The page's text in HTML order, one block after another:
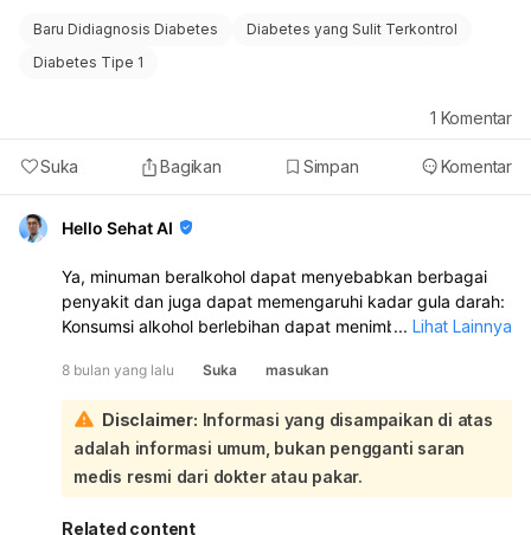
(seperti insulin yang akan dimulai). Gula darah rendah
dapat memicu pelepasan hormon adrenalin yang
insulin, sangat penting untuk segera berkonsultasi
kembali dengan dokter yang merawat beliau atau
dokter spesialis penyakit dalam/gastroenterologi.
menentukan penyebab pasti dari keluhan mual dan
tepat, termasuk pemantauan kadar gula darah dan
penyesuaian diet.
Baru Didiagnosis Diabetes
Diabetes yang Sulit Terkontrol
Diabetes Tipe 1
Suka Bagikan Simpan Komentar
1 Komentar
Hello Sehat AI
Ya, minuman beralkohol dapat menyebabkan berbagai
penyakit dan juga dapat memengaruhi kadar gula darah:
Konsumsi alkohol berlebihan dapat menimbulkan banyak
Kerusakan organ:Dapat menyebabkan kerusakan
jantung (melemahkan otot jantung, meningkatkan risiko
serangan jantung dan stroke), peradangan pankreas,
kerusakan otak (memperlambat penyaluran informasi
antarsaraf, perubahan perilaku, kecemasan, hilang
ingatan), kerusakan hati (gangguan hati dan sirosis),
dan kerusakan ginjal (mengganggu keseimbangan
... Lihat Lainnya
8 bulan yang lalu Suka masukan
Disclaimer: Informasi yang disampaikan di atas
adalah informasi umum, bukan pengganti saran
medis resmi dari dokter atau pakar.
Related content